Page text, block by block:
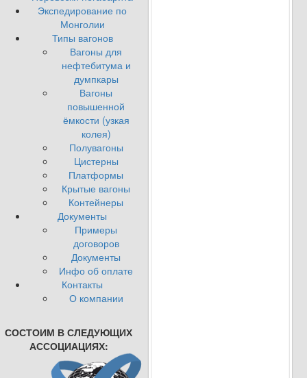
Экспедирование по
Монголии
Типы вагонов
Вагоны для
нефтебитума и
думпкары
Вагоны
повышенной
ёмкости (узкая
колея)
Полувагоны
Цистерны
Платформы
Крытые вагоны
Контейнеры
Документы
Примеры
договоров
Документы
Инфо об оплате
Контакты
О компании
СОСТОИМ В СЛЕДУЮЩИХ
АССОЦИАЦИЯХ: